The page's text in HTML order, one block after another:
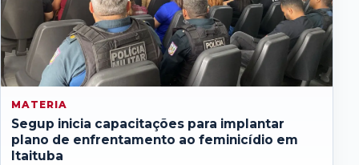
MATERIA
Segup inicia capacitações para implantar
plano de enfrentamento ao feminicídio em
Itaituba